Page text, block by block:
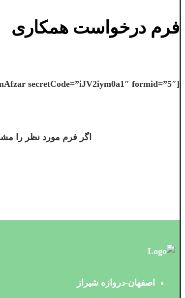
فرم درخواست همکاری
[FormAfzar secretCode=”iJV2iym0a1″ formid=”5″]
اگر فرم مورد نظر را
اصفهان-دروازه شیراز